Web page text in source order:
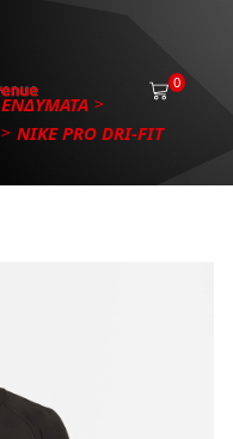
0
ΕΝΔΥΜΑΤΑ
NIKE PRO DRI-FIT